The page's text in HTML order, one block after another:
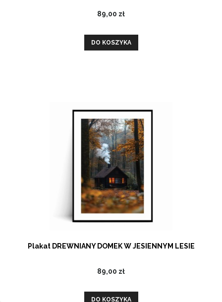
89,00 zł
DO KOSZYKA
Plakat DREWNIANY DOMEK W JESIENNYM LESIE
89,00 zł
DO KOSZYKA